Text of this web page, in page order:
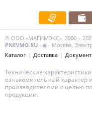
© ООО «МАГИМЭКС», 2000 –
PNEVMO.RU –◉– Москва,
Каталог
Доставка
Технические
ознакомительный характер
производителями с целью
продукции.